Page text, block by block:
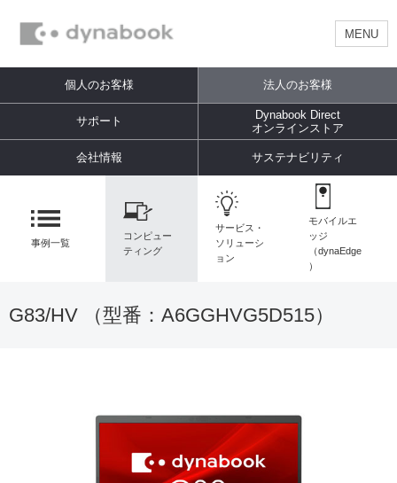
MENU
個人のお客様 法人のお客様
サポート
Dynabook Direct
オンラインストア
会社情報 サステナビリティ
事例一覧
コンピュー
ティング
サービス・
ソリューシ
ョン
モバイルエ
ッジ
（dynaEdge
）
G83/HV （型番： A6GGHVG5D515）